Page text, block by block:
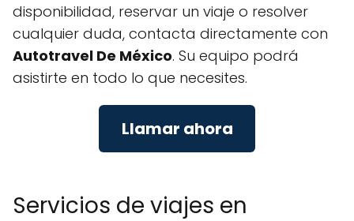
disponibilidad, reservar un viaje o resolver
cualquier duda, contacta directamente con
Autotravel De México. Su equipo podrá
asistirte en todo lo que necesites.
Llamar ahora
Servicios de viajes en